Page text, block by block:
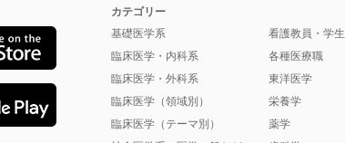
カテゴリー
基礎医学系
臨床医学・内科系
臨床医学・外科系
臨床医学（領域別）
臨床医学（テーマ別）
看護教員・学生
各種医療職
東洋医学
栄養学
薬学